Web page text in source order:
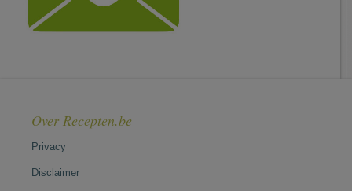
Over Recepten.be
Privacy
Disclaimer